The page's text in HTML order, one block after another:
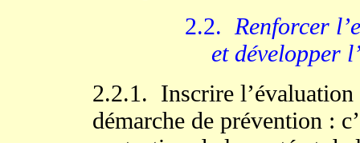
2.2. Renforcer
et développer
2.2.1. Inscrire l’évaluation
démarche de prévention :